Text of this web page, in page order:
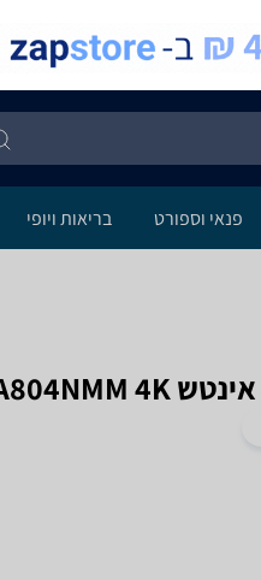
פנאי וספורט בריאות ויופי